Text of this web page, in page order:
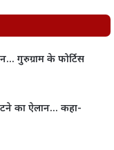
गुरुग्राम के फोर्टिस
का ऐलान… कहा-